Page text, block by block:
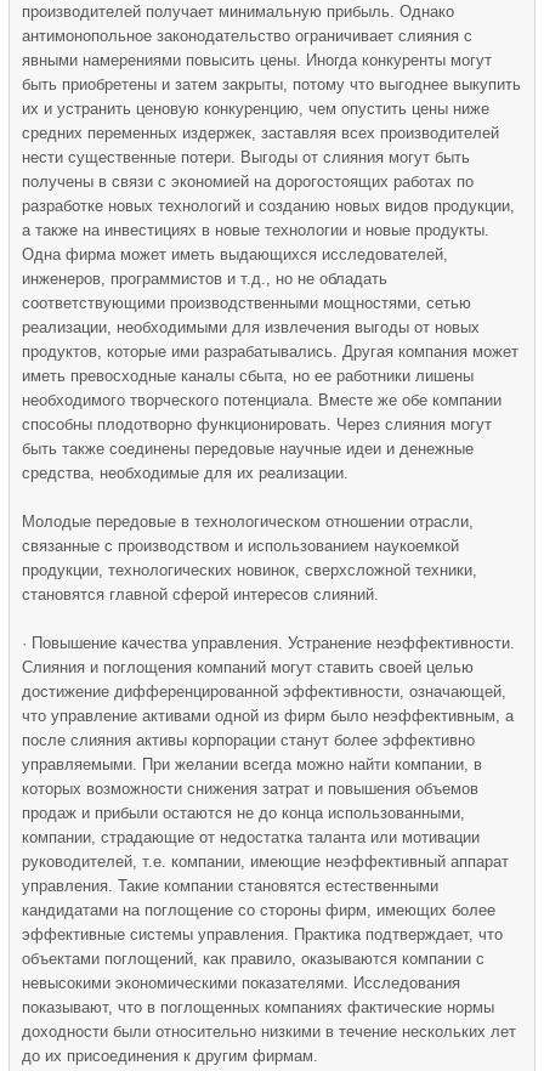
производителей получает минимальную прибыль. Однако
антимонопольное законодательство ограничивает слияния с
явными намерениями повысить цены. Иногда конкуренты могут
быть приобретены и затем закрыты, потому что выгоднее выкупить
их и устранить ценовую конкуренцию, чем опустить цены ниже
средних переменных издержек, заставляя всех производителей
нести существенные потери. Выгоды от слияния могут быть
получены в связи с экономией на дорогостоящих работах по
разработке новых технологий и созданию новых видов продукции,
а также на инвестициях в новые технологии и новые продукты.
Одна фирма может иметь выдающихся исследователей,
инженеров, программистов и т.д., но не обладать
соответствующими производственными мощностями, сетью
реализации, необходимыми для извлечения выгоды от новых
продуктов, которые ими разрабатывались. Другая компания может
иметь превосходные каналы сбыта, но ее работники лишены
необходимого творческого потенциала. Вместе же обе компании
способны плодотворно функционировать. Через слияния могут
быть также соединены передовые научные идеи и денежные
средства, необходимые для их реализации.
Молодые передовые в технологическом отношении отрасли,
связанные с производством и использованием наукоемкой
продукции, технологических новинок, сверхсложной техники,
становятся главной сферой интересов слияний.
· Повышение качества управления. Устранение неэффективности.
Слияния и поглощения компаний могут ставить своей целью
достижение дифференцированной эффективности, означающей,
что управление активами одной из фирм было неэффективным, а
после слияния активы корпорации станут более эффективно
управляемыми. При желании всегда можно найти компании, в
которых возможности снижения затрат и повышения объемов
продаж и прибыли остаются не до конца использованными,
компании, страдающие от недостатка таланта или мотивации
руководителей, т.е. компании, имеющие неэффективный аппарат
управления. Такие компании становятся естественными
кандидатами на поглощение со стороны фирм, имеющих более
эффективные системы управления. Практика подтверждает, что
объектами поглощений, как правило, оказываются компании с
невысокими экономическими показателями. Исследования
показывают, что в поглощенных компаниях фактические нормы
доходности были относительно низкими в течение нескольких лет
до их присоединения к другим фирмам.